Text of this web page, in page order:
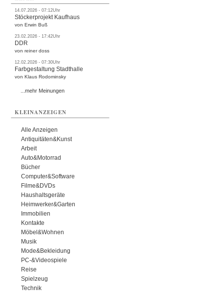
14.07.2026 - 07:12Uhr
Stöckerprojekt Kaufhaus
von Erwin Buß
23.02.2026 - 17:42Uhr
DDR
von reiner doss
12.02.2026 - 07:30Uhr
Farbgestaltung Stadthalle
von Klaus Rodominsky
...mehr Meinungen
KLEINANZEIGEN
Alle Anzeigen
Antiquitäten&Kunst
Arbeit
Auto&Motorrad
Bücher
Computer&Software
Filme&DVDs
Haushaltsgeräte
Heimwerker&Garten
Immobilien
Kontakte
Möbel&Wohnen
Musik
Mode&Bekleidung
PC-&Videospiele
Reise
Spielzeug
Technik